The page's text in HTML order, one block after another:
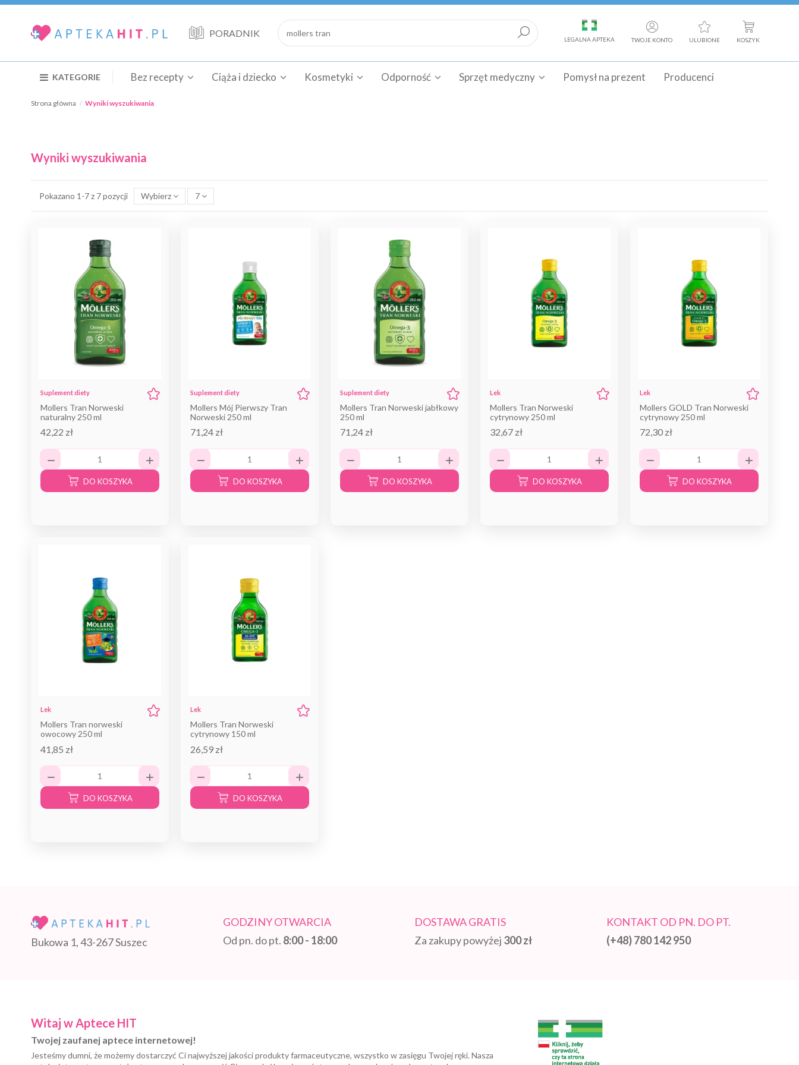
TWOJE KONTO
LEGALNA APTEKA ULUBIONE KOSZYK
PORADNIK
KATEGORIE Bez recepty Ciąża i dziecko Kosmetyki Odporność Sprzęt medyczny Pomysł na prezent Producenci
Strona główna Wyniki wyszukiwania
Wyniki wyszukiwania
Pokazano 1-7 z 7 pozycji Wybierz 7
Suplement diety
Mollers Tran Norweski
naturalny 250 ml
42,22 zł
DO KOSZYKA
Suplement diety
Mollers Mój Pierwszy Tran
Norweski 250 ml
71,24 zł
DO KOSZYKA
Suplement diety
Mollers Tran Norweski jabłkowy
250 ml
71,24 zł
DO KOSZYKA
Lek
Mollers Tran Norweski
cytrynowy 250 ml
32,67 zł
DO KOSZYKA
Lek
Mollers GOLD Tran Norweski
cytrynowy 250 ml
72,30 zł
DO KOSZYKA
Lek
Mollers Tran norweski
owocowy 250 ml
41,85 zł
DO KOSZYKA
Lek
Mollers Tran Norweski
cytrynowy 150 ml
26,59 zł
DO KOSZYKA
Bukowa 1, 43-267 Suszec
GODZINY OTWARCIA
Od pn. do pt. 8:00 - 18:00
DOSTAWA GRATIS
Za zakupy powyżej 300 zł
KONTAKT OD PN. DO PT.
(+48) 780 142 950
Witaj w Aptece HIT
Twojej zaufanej aptece internetowej!
Jesteśmy dumni, że możemy dostarczyć Ci najwyższej jakości produkty farmaceutyczne, wszystko w zasięgu Twojej ręki. Nasza